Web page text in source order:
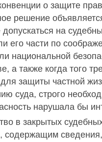
о защите
решение
на
его части по
национальной
а также когда того
защиты частной
суда, строго
нарушала бы
в закрытых
содержащим